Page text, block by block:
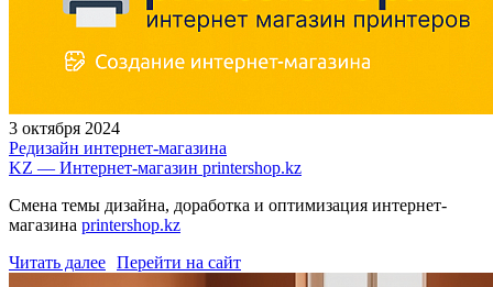
3 октября 2024
Редизайн интернет-магазина
KZ — Интернет-магазин printershop.kz
Смена темы дизайна, доработка и оптимизация интернет-
магазина printershop.kz
Читать далее Перейти на сайт